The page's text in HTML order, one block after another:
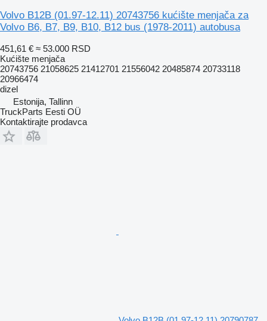
Volvo B12B (01.97-12.11) 20743756 kućište menjača za
Volvo B6, B7, B9, B10, B12 bus (1978-2011) autobusa
451,61 € ≈ 53.000 RSD
Kućište menjača
20743756 21058625 21412701 21556042 20485874 20733118
20966474
dizel
Estonija, Tallinn
TruckParts Eesti OÜ
Kontaktirajte prodavca